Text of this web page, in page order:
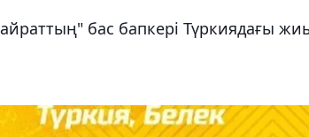
бас бапкері Түркиядағы